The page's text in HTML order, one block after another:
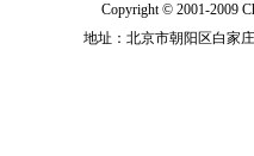
Copyright © 2001-2009
地址：北京市朝阳区白家